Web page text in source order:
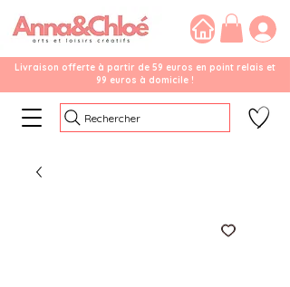
Livraison offerte à partir de 59 euros en point relais et
99 euros à domicile !
Rechercher